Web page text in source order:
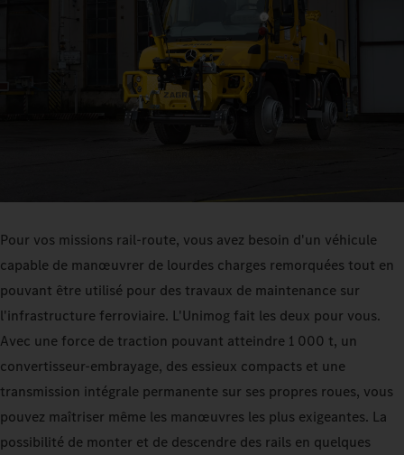
Pour vos missions rail-route, vous avez besoin d'un véhicule
capable de manœuvrer de lourdes charges remorquées tout en
pouvant être utilisé pour des travaux de maintenance sur
l'infrastructure ferroviaire. L'Unimog fait les deux pour vous.
Avec une force de traction pouvant atteindre 1 000 t, un
convertisseur-embrayage, des essieux compacts et une
transmission intégrale permanente sur ses propres roues, vous
pouvez maîtriser même les manœuvres les plus exigeantes. La
possibilité de monter et de descendre des rails en quelques